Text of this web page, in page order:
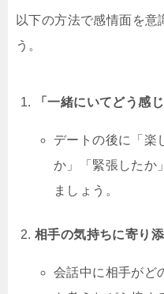
以下の方法で感情面を意
う。
「一緒にいてどう感
デートの後に「楽
か」「緊張したか
ましょう。
相手の気持ちに寄り添
会話中に相手がど